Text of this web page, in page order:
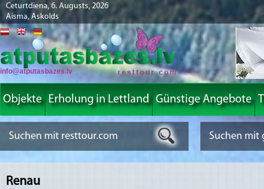
Ceturtdiena, 6. Augusts, 2026
Aisma, Askolds
info@atputasbazes.lv
Objekte Erholung in Lettland Günstige Angebote
Renau